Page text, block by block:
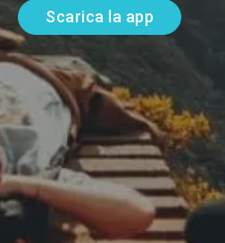
Scarica la app